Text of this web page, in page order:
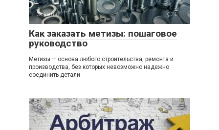
Советы 0
Как заказать метизы: пошаговое
руководство
Метизы — основа любого строительства, ремонта и
производства, без которых невозможно надежно
соединить детали